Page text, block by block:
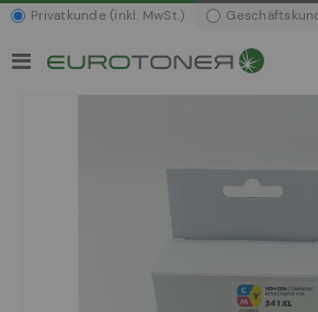
Privatkunde (inkl. MwSt.)
Navigation